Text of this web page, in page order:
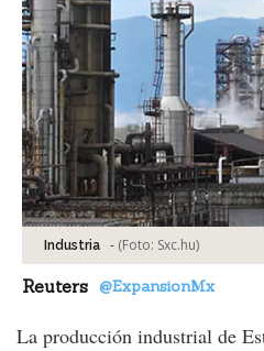
Industria - (Foto: Sxc.hu)
Reuters @ExpansionMx
La producción industrial de